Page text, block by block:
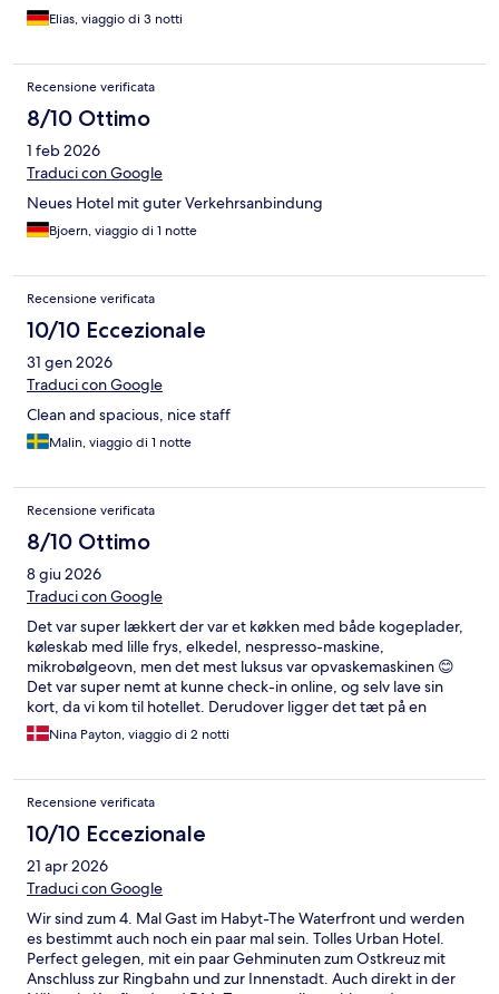
Elias, viaggio di 3 notti
Recensione verificata
8/10 Ottimo
1 feb 2026
Traduci con Google
Neues Hotel mit guter Verkehrsanbindung
Bjoern, viaggio di 1 notte
Recensione verificata
10/10 Eccezionale
31 gen 2026
Traduci con Google
Clean and spacious, nice staff
Malin, viaggio di 1 notte
Recensione verificata
8/10 Ottimo
8 giu 2026
Traduci con Google
Det var super lækkert der var et køkken med både kogeplader,
køleskab med lille frys, elkedel, nespresso-maskine,
mikrobølgeovn, men det mest luksus var opvaskemaskinen 😊
Det var super nemt at kunne check-in online, og selv lave sin
kort, da vi kom til hotellet. Derudover ligger det tæt på en
station, så det er virkelig nemt at komme omkring, uden at føle
man bor midt inde i alt kaos og (andre) turister. Der er også flere
ind og få brugt sit køkken. Gårdhaven så vildt hyggelig ud, men
vi nåede aldrig at få en brugt. Det må blive næste gang 😉
Nina Payton, viaggio di 2 notti
Recensione verificata
10/10 Eccezionale
21 apr 2026
Traduci con Google
Wir sind zum 4. Mal Gast im Habyt-The Waterfront und werden
es bestimmt auch noch ein paar mal sein. Tolles Urban Hotel.
Perfect gelegen, mit ein paar Gehminuten zum Ostkreuz mit
Anschluss zur Ringbahn und zur Innenstadt. Auch direkt in der